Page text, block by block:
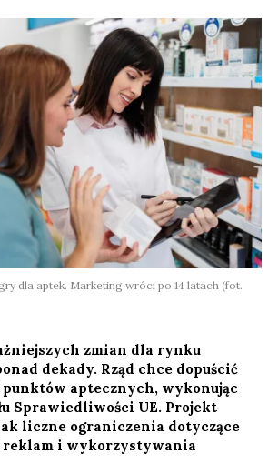
dla aptek. Marketing wróci po 14 latach (fot.
zmian dla rynku
dekady. Rząd chce dopuścić
aptecznych, wykonując
Sprawiedliwości UE. Projekt
liczne ograniczenia dotyczące
reklam i wykorzystywania